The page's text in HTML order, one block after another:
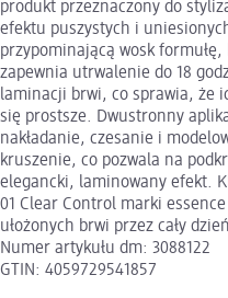
produkt przeznaczony do
efektu puszystych i
przypominającą wosk
zapewnia utrwalenie do 18
laminacji brwi, co sprawia, że
się prostsze. Dwustronny
nakładanie, czesanie i
kruszenie, co pozwala na
elegancki, laminowany efekt.
01 Clear Control marki
ułożonych brwi przez cały
Numer artykułu dm: 3088122
GTIN: 4059729541857